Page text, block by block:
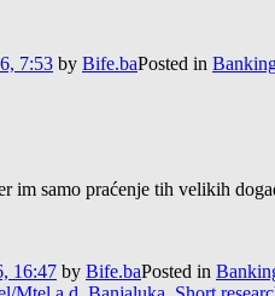
7:53 by Bife.baPosted in
samo praćenje tih velikih
16:47 by Bife.baPosted in